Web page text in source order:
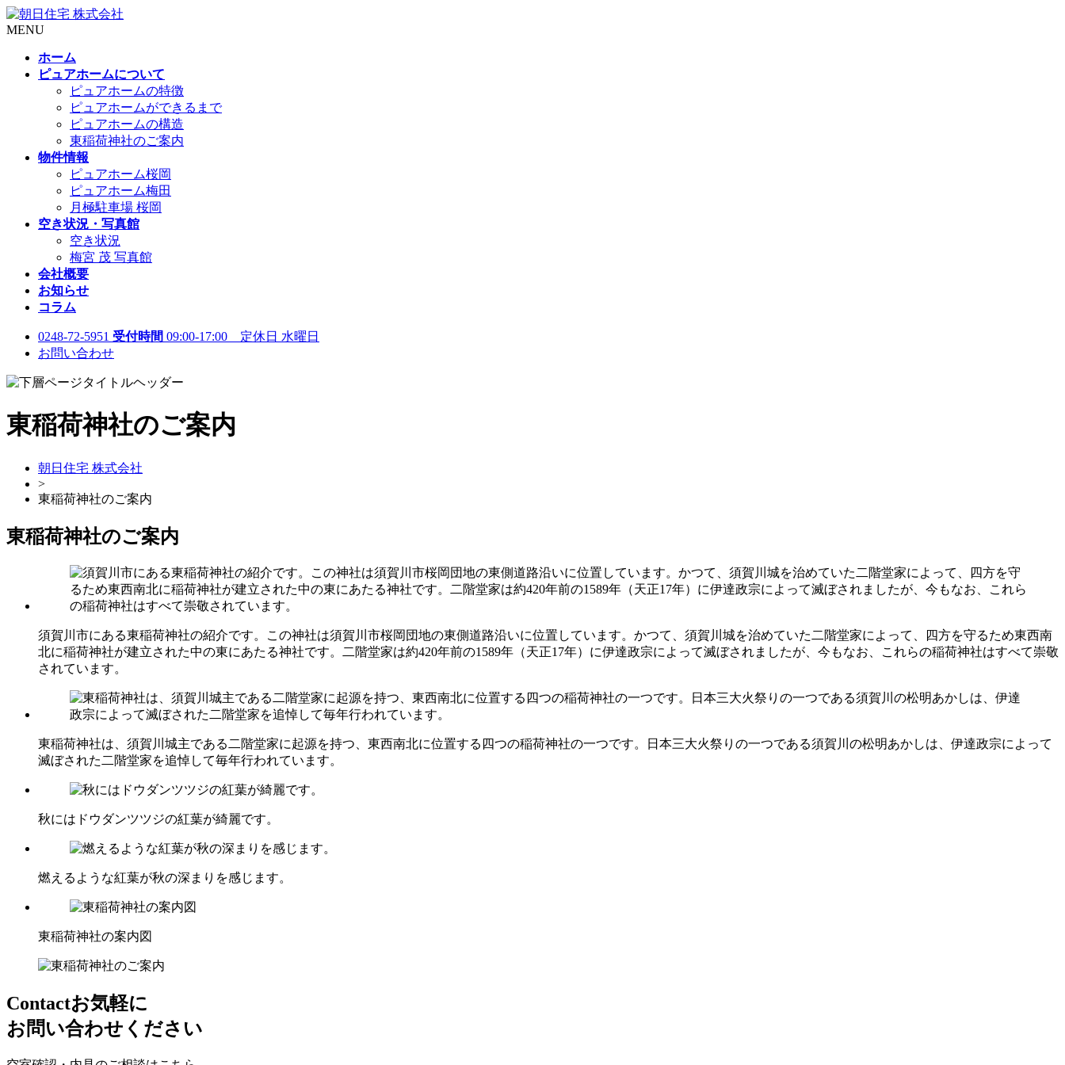
MENU
ホーム
ピュアホームについて
ピュアホームの特徴
ピュアホームができるまで
ピュアホームの構造
東稲荷神社のご案内
物件情報
ピュアホーム桜岡
ピュアホーム梅田
月極駐車場 桜岡
空き状況・写真館
空き状況
梅宮 茂 写真館
会社概要
お知らせ
コラム
0248-72-5951 受付時間 09:00-17:00 定休日 水曜日
お問い合わせ
東稲荷神社のご案内
朝日住宅 株式会社
>
東稲荷神社のご案内
東稲荷神社のご案内
須賀川市にある東稲荷神社の紹介です。この神社は須賀川市桜岡団地の東側道路沿いに位置しています。かつて、須賀川城を治めていた二階堂家によって、四方を守るため東西南
北に稲荷神社が建立された中の東にあたる神社です。二階堂家は約420年前の1589年（天正17年）に伊達政宗によって滅ぼされましたが、今もなお、これらの稲荷神社はすべて崇敬
されています。
東稲荷神社は、須賀川城主である二階堂家に起源を持つ、東西南北に位置する四つの稲荷神社の一つです。日本三大火祭りの一つである須賀川の松明あかしは、伊達政宗によって
滅ぼされた二階堂家を追悼して毎年行われています。
秋にはドウダンツツジの紅葉が綺麗です。
燃えるような紅葉が秋の深まりを感じます。
東稲荷神社の案内図
Contactお気軽に
お問い合わせください